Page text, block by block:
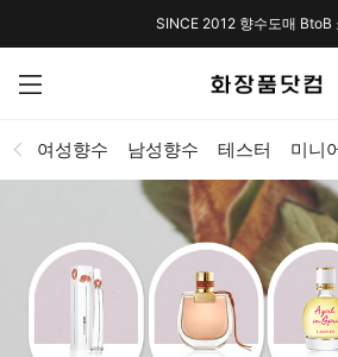
SINCE 2012 향수도매 BtoB
여성향수 남성향수 테스터 미니